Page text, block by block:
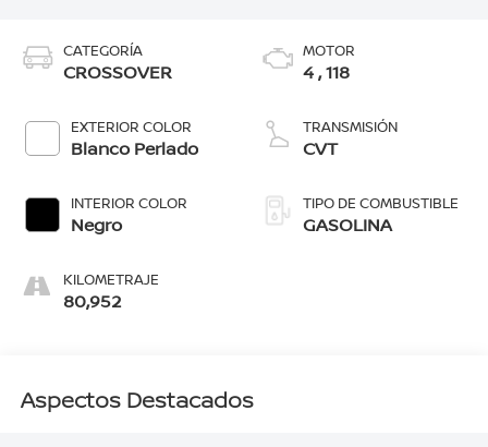
CATEGORÍA
CROSSOVER
EXTERIOR COLOR
Blanco Perlado
INTERIOR COLOR
Negro
KILOMETRAJE
80,952
MOTOR
4 , 118
TRANSMISIÓN
CVT
TIPO DE COMBUSTIBLE
GASOLINA
Aspectos Destacados